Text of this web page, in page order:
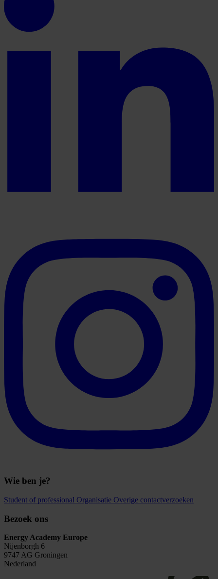
Wie ben je?
Student of professional Organisatie Overige contactverzoeken
Bezoek ons
Energy Academy Europe
Nijenborgh 6
9747 AG Groningen
Nederland